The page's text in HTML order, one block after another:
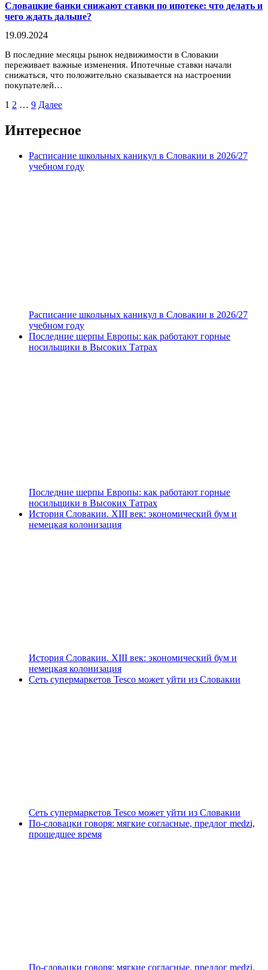
Словацкие банки снижают ставки по ипотеке: что делать и
чего ждать дальше?
19.09.2024
В последние месяцы рынок недвижимости в Словакии
переживает важные изменения. Ипотечные ставки начали
снижаться, что положительно сказывается на настроении
покупателей…
Пагинация
записей
1 2 … 9 Далее
Интересное
Расписание школьных каникул в Словакии в 2026/27
учебном году
Расписание школьных каникул в Словакии в 2026/27
учебном году
Последние шерпы Европы: как работают горные
носильщики в Высоких Татрах
Последние шерпы Европы: как работают горные
носильщики в Высоких Татрах
История Словакии. XIII век: экономический бум и
немецкая колонизация
История Словакии. XIII век: экономический бум и
немецкая колонизация
Сеть супермаркетов Tesco может уйти из Словакии
Сеть супермаркетов Tesco может уйти из Словакии
По-словацки говоря: мягкие согласные, предлог medzi,
прошедшее время
По-словацки говоря: мягкие согласные, предлог medzi,